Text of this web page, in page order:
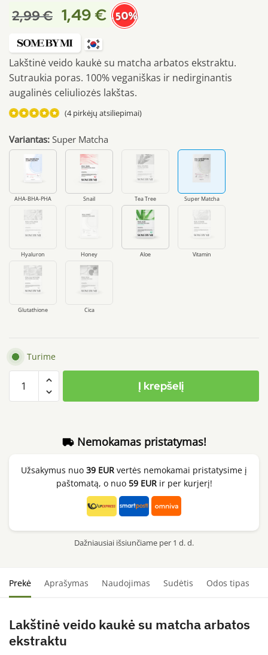
2,99€ 1,49 € -50%
Lakštinė veido kaukė su matcha arbatos ekstraktu.
Sutraukia poras. 100% veganiškas ir nedirginantis
augalinės celiuliozės lakštas.
5.00iš 5
(viso
įvertinimų:
(4pirkėjų atsiliepimai)
Variantas: Super Matcha
AHA-BHA-PHA Snail Tea Tree Super Matcha
Hyaluron Honey Aloe Vitamin
Glutathione Cica
Turime
kiekis:
Matcha
Į krepšelį
Nemokamas pristatymas!
Užsakymus nuo 39 EUR vertės nemokamai pristatysime į
paštomatą, o nuo 59 EURir per kurjerį!
Dažniausiai išsiunčiame per 1 d. d.
Prekė Aprašymas Naudojimas Sudėtis Odos tipas
Lakštinė veido kaukė su matcha arbatos
ekstraktu